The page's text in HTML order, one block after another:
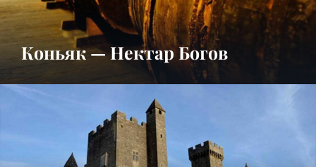
Коньяк — Нектар Богов